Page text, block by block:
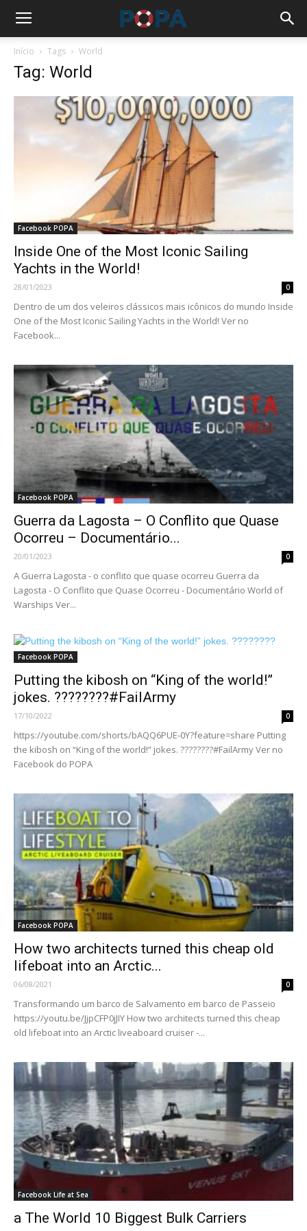
Início Tags World
Tag: World
Facebook POPA
Inside One of the Most Iconic Sailing
Yachts in the World!
28/01/2023 0
Dentro de um dos veleiros clássicos mais icônicos do mundo Inside
One of the Most Iconic Sailing Yachts in the World! Ver no
Facebook...
Facebook POPA
Guerra da Lagosta – O Conflito que Quase
Ocorreu – Documentário...
20/01/2023 0
A Guerra Lagosta - o conflito que quase ocorreu Guerra da
Lagosta - O Conflito que Quase Ocorreu - Documentário World of
Warships Ver...
Facebook POPA
Putting the kibosh on “King of the world!”
jokes. ????️????#FailArmy
17/10/2022 0
https://youtube.com/shorts/bAQQ6PUE-0Y?feature=share Putting
the kibosh on “King of the world!” jokes. ????️????#FailArmy Ver no
Facebook do POPA
Facebook POPA
How two architects turned this cheap old
lifeboat into an Arctic...
06/08/2021 0
Transformando um barco de Salvamento em barco de Passeio
https://youtu.be/JjpCFP0jJIY How two architects turned this cheap
old lifeboat into an Arctic liveaboard cruiser -...
Facebook Life at Sea
a The World 10 Biggest Bulk Carriers